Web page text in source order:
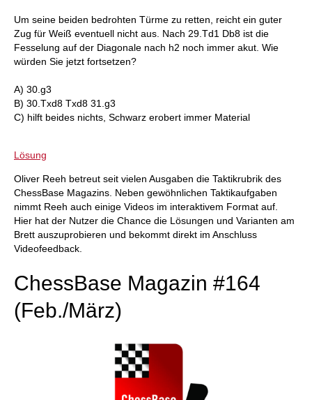
Um seine beiden bedrohten Türme zu retten, reicht ein guter
Zug für Weiß eventuell nicht aus. Nach 29.Td1 Db8 ist die
Fesselung auf der Diagonale nach h2 noch immer akut. Wie
würden Sie jetzt fortsetzen?
A) 30.g3
B) 30.Txd8 Txd8 31.g3
C) hilft beides nichts, Schwarz erobert immer Material
Lösung
Oliver Reeh betreut seit vielen Ausgaben die Taktikrubrik des
ChessBase Magazins. Neben gewöhnlichen Taktikaufgaben
nimmt Reeh auch einige Videos im interaktivem Format auf.
Hier hat der Nutzer die Chance die Lösungen und Varianten am
Brett auszuprobieren und bekommt direkt im Anschluss
Videofeedback.
ChessBase Magazin #164
(Feb./März)